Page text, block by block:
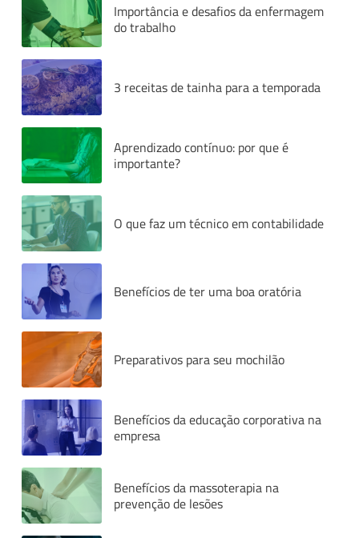
Importância e desafios da enfermagem
do trabalho
3 receitas de tainha para a temporada
Aprendizado contínuo: por que é
importante?
O que faz um técnico em contabilidade
Benefícios de ter uma boa oratória
Preparativos para seu mochilão
Benefícios da educação corporativa na
empresa
Benefícios da massoterapia na
prevenção de lesões